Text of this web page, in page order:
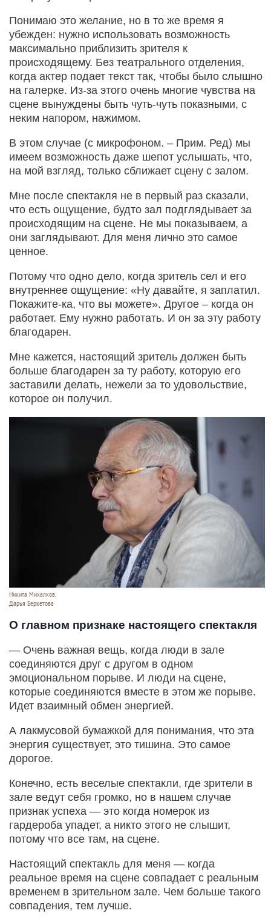
Понимаю это желание, но в то же время я
убежден: нужно использовать возможность
максимально приблизить зрителя к
происходящему. Без театрального отделения,
когда актер подает текст так, чтобы было слышно
на галерке. Из-за этого очень многие чувства на
сцене вынуждены быть чуть-чуть показными, с
неким напором, нажимом.
В этом случае (с микрофоном. – Прим. Ред) мы
имеем возможность даже шепот услышать, что,
на мой взгляд, только сближает сцену с залом.
Мне после спектакля не в первый раз сказали,
что есть ощущение, будто зал подглядывает за
происходящим на сцене. Не мы показываем, а
они заглядывают. Для меня лично это самое
ценное.
Потому что одно дело, когда зритель сел и его
внутреннее ощущение: «Ну давайте, я заплатил.
Покажите-ка, что вы можете». Другое – когда он
работает. Ему нужно работать. И он за эту работу
благодарен.
Мне кажется, настоящий зритель должен быть
больше благодарен за ту работу, которую его
заставили делать, нежели за то удовольствие,
которое он получил.
Никита Михалков.
Дарья Беркетова
О главном признаке настоящего спектакля
— Очень важная вещь, когда люди в зале
соединяются друг с другом в одном
эмоциональном порыве. И люди на сцене,
которые соединяются вместе в этом же порыве.
Идет взаимный обмен энергией.
А лакмусовой бумажкой для понимания, что эта
энергия существует, это тишина. Это самое
дорогое.
Конечно, есть веселые спектакли, где зрители в
зале ведут себя громко, но в нашем случае
признак успеха — это когда номерок из
гардероба упадет, а никто этого не слышит,
потому что все там, на сцене.
Настоящий спектакль для меня — когда
реальное время на сцене совпадает с реальным
временем в зрительном зале. Чем больше такого
совпадения, тем лучше.